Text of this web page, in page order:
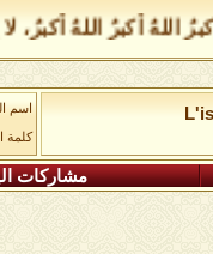
اللهُ أكبرُ، لا إلهَ
اسم
كلمة
مشاركات